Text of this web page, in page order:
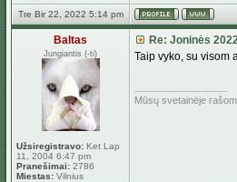
Tre Bir 22, 2022 5:14 pm
Baltas
Jungiantis (-ti)
Užsiregistravo: Ket Lap
11, 2004 6:47 pm
Pranešimai: 2786
Miestas: Vilnius
Re: Joninės
Taip vyko, su visom
Mūsų svetainėje